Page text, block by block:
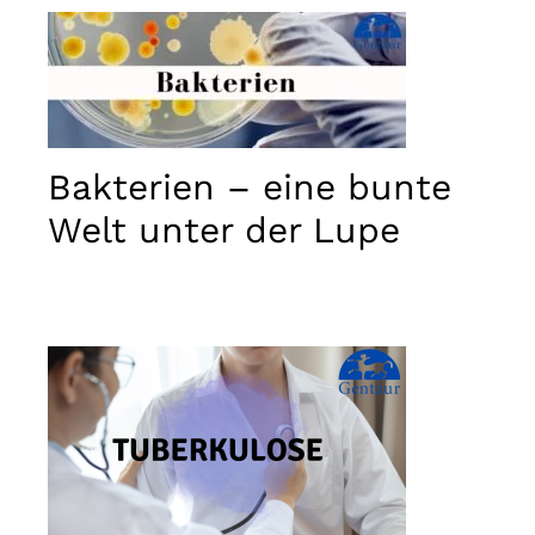
Bakterien – eine bunte
Welt unter der Lupe